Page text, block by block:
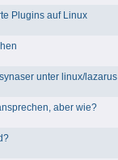
Plugins auf Linux
unter linux/lazarus
aber wie?